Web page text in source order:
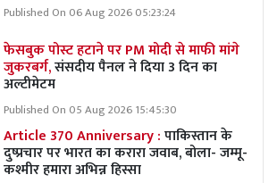
Published On 06 Aug 2026 05:23:24
फेसबुक पोस्ट हटाने पर PM मोदी से माफी मांगे
जुकरबर्ग,संसदीय पैनल ने दिया 3 दिन का
अल्टीमेटम
Published On 05 Aug 2026 15:45:30
Article 370 Anniversary :पाकिस्तान के
दुष्प्रचार पर भारत का करारा जवाब, बोला- जम्मू-
कश्मीर हमारा अभिन्न हिस्सा